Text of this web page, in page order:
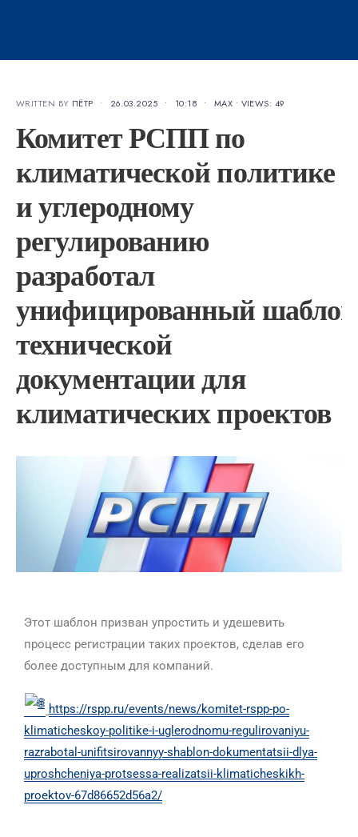
WRITTEN BY ПЁТР • 26.03.2025 • 10:18 • MAX • VIEWS: 49
Комитет РСПП по
климатической политике
и углеродному
регулированию
разработал
унифицированный
технической
документации для
климатических проектов
Этот шаблон призван упростить и удешевить
процесс регистрации таких проектов, сделав его
более доступным для компаний.
https://rspp.ru/events/news/komitet-rspp-po-
klimaticheskoy-politike-i-uglerodnomu-regulirovaniyu-
razrabotal-unifitsirovannyy-shablon-dokumentatsii-dlya-
uproshcheniya-protsessa-realizatsii-klimaticheskikh-
proektov-67d86652d56a2/